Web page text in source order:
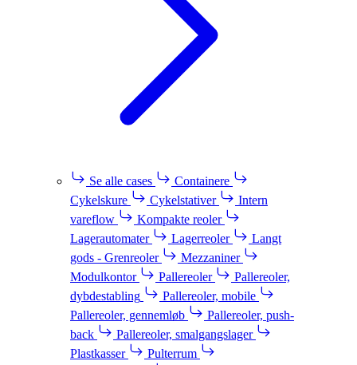
Se alle cases
Containere
Cykelskure
Cykelstativer
Intern
vareflow
Kompakte reoler
Lagerautomater
Lagerreoler
Langt
gods - Grenreoler
Mezzaniner
Modulkontor
Pallereoler
Pallereoler,
dybdestabling
Pallereoler, mobile
Pallereoler, gennemløb
Pallereoler, push-
back
Pallereoler, smalgangslager
Plastkasser
Pulterrum